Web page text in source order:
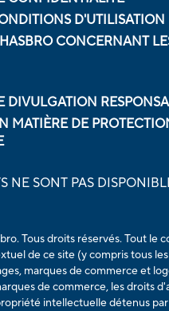
D'UTILISATION
CONCERNANT
DIVULGATION
MATIÈRE DE
NE SONT PAS
Tous droits réservés. Tout le
de ce site (y compris tous
marques de commerce et
de commerce, les droits
intellectuelle détenus